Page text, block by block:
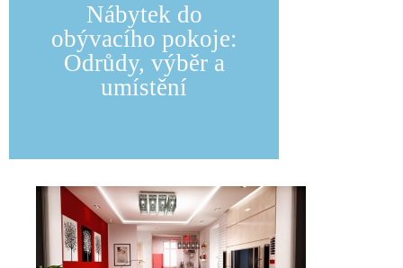
Nábytek do
obývacího pokoje:
Odrůdy, výběr a
umístění